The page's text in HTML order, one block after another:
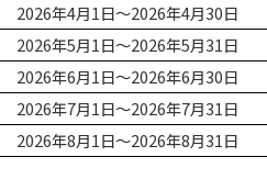
カ
リラックマ／マルチ
ケース
ポムポムプ
おもちもち
コット
2026年4月1日～2026年4月30日
2026年5月1日～2026年5月31日
2026年6月1日～2026年6月30日
2026年7月1日～2026年7月31日
2026年8月1日～2026年8月31日